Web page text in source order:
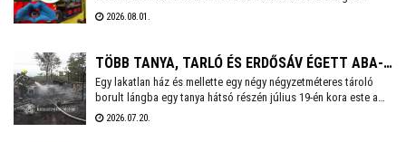
Mentőszolgálat. Életmentő kiképzés, élményprogram,
program, amelyre előzetesen kell jelentkezni a
czako.attila@mentok.hu email címen.
2026.08.01.
TÖBB TANYA, TARLÓ ÉS ERDŐSÁV ÉGETT ABA-
BELSŐBÁRÁNDNÁL
Egy lakatlan ház és mellette egy négy négyzetméteres tároló
borult lángba egy tanya hátsó részén július 19-én kora este a
63-as főút mellett, Aba-Belsőbárándnál. Az erős szélben a tűz
2026.07.20.